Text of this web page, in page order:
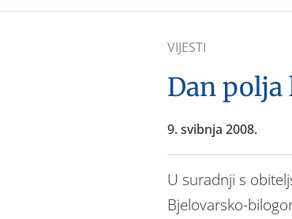
VIJESTI
Dan polja
9. svibnja 2008.
U suradnji s
Bjelovarsko-